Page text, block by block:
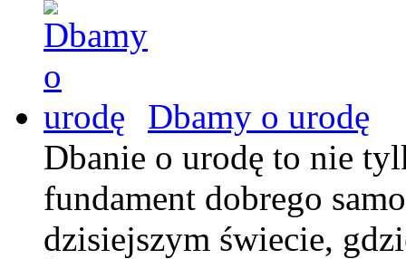
Dbamy o urodę
Dbanie o urodę to nie
fundament dobrego
dzisiejszym świecie,